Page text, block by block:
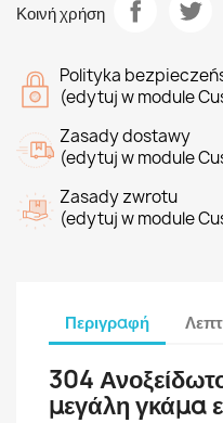
Κοινή χρήση
Polityka
(edytuj w module
Zasady dostawy
(edytuj w module
Zasady zwrotu
(edytuj w module
Περιγραφή
304
μεγάλη γκάμα